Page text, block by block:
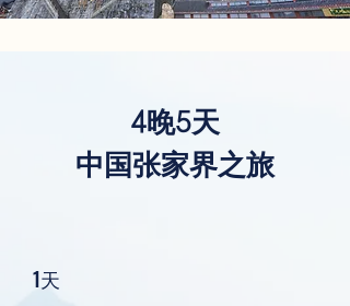
4晚5天
中国张家界之旅
1天